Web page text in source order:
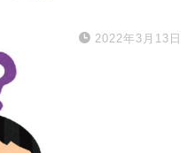
2022年3月13日